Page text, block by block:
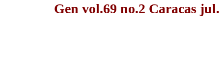
Gen vol.69 no.2 Caracas